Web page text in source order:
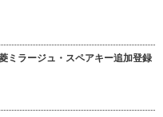
ミラージュ・スペアキー追加登録